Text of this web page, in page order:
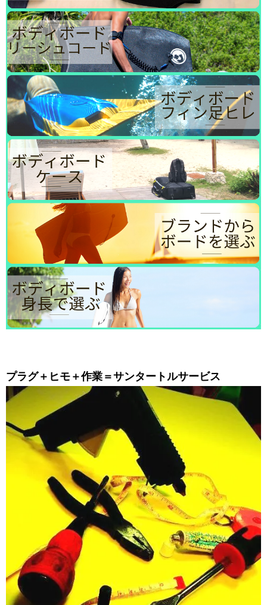
プラグ＋ヒモ＋作業＝サンタートルサービス